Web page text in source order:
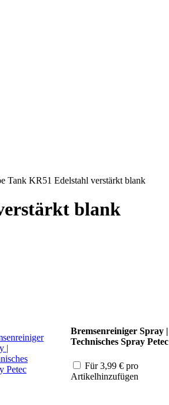
Tank KR51 Edelstahl verstärkt blank
blank
Bremsenreiniger Spray |
Technisches Spray Petec
Für3,99€ pro
Artikelhinzufügen